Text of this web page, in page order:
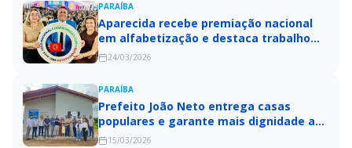
PARAÍBA
Aparecida recebe premiação nacional
em alfabetização e destaca trabalho
coletivo na educação
24/03/2026
PARAÍBA
Prefeito João Neto entrega casas
populares e garante mais dignidade a
famílias de Aparecida
15/03/2026